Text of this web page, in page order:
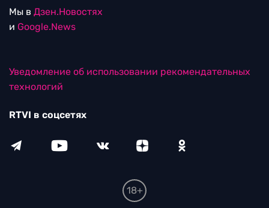
Мы в Дзен.Новостях
и Google.News
Уведомление об использовании рекомендательных
технологий
RTVI в соцсетях
18+